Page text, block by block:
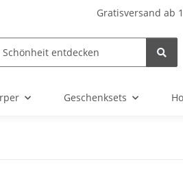
Gratisversand ab
Geschenksets